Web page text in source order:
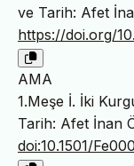
ve Tarih: Afet
https://doi.org/
AMA
1.Meşe İ. İki
Tarih: Afet İnan
doi:10.1501/